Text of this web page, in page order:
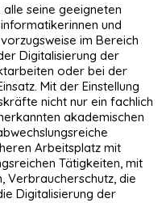
seine geeigneten
und
im Bereich
Digitalisierung der
oder bei der
Mit der Einstellung
nicht nur ein fachlich
akademischen
Arbeitsplatz mit
Tätigkeiten, mit
Verbraucherschutz, die
Digitalisierung der